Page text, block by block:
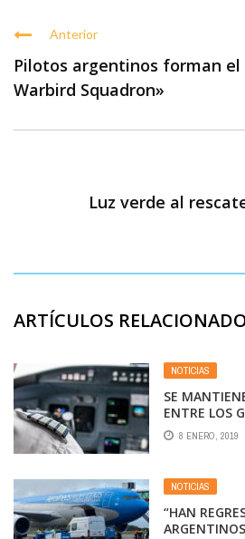
Anterior
Pilotos argentinos forman el
Warbird Squadron»
Luz verde al
ARTÍCULOS
NOTICIAS
SE
ENTRE LOS
LA ANAC
8 ENERO, 2019
NOTICIAS
“HAN